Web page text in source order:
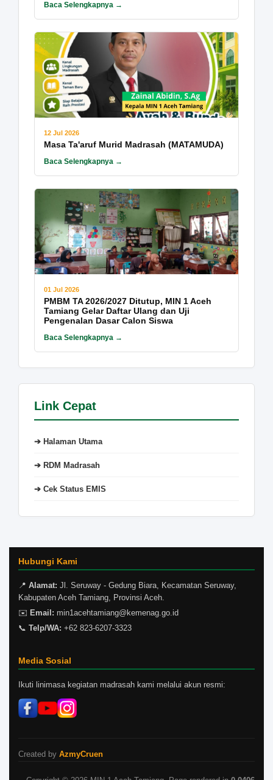
Baca Selengkapnya →
12 Jul 2026
Masa Ta'aruf Murid Madrasah (MATAMUDA)
Baca Selengkapnya →
01 Jul 2026
PMBM TA 2026/2027 Ditutup, MIN 1 Aceh
Tamiang Gelar Daftar Ulang dan Uji
Pengenalan Dasar Calon Siswa
Baca Selengkapnya →
Link Cepat
➔ Halaman Utama
➔ RDM Madrasah
➔ Cek Status EMIS
Hubungi Kami
📍 Alamat: Jl. Seruway - Gedung Biara, Kecamatan Seruway,
Kabupaten Aceh Tamiang, Provinsi Aceh.
✉️ Email: min1acehtamiang@kemenag.go.id
📞 Telp/WA: +62 823-6207-3323
Media Sosial
Ikuti linimasa kegiatan madrasah kami melalui akun resmi:
Created by AzmyCruen